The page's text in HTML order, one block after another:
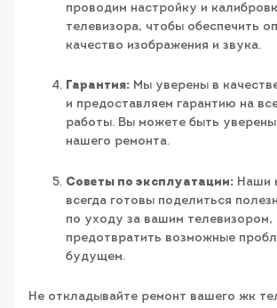
проводим настройку и
телевизора, чтобы обеспечить
качество изображения и звука.
Гарантия: Мы уверены в
и предоставляем гарантию на
работы. Вы можете быть
нашего ремонта.
Советы по эксплуатации: Наши
всегда готовы поделиться
по уходу за вашим телевизором,
предотвратить возможные
будущем.
Не откладывайте ремонт вашего жк